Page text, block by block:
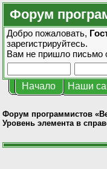
Форум
Добро пожаловать,
зарегистрируйтесь.
Вам не пришло письмо
Начало Наши
Форум программистов
Уровень элемента в